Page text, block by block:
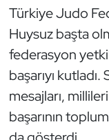
Türkiye Judo
Huysuz başta
federasyon
başarıyı
mesajları,
başarının
Su Topu
Sualtı
Tekvando
Tenis